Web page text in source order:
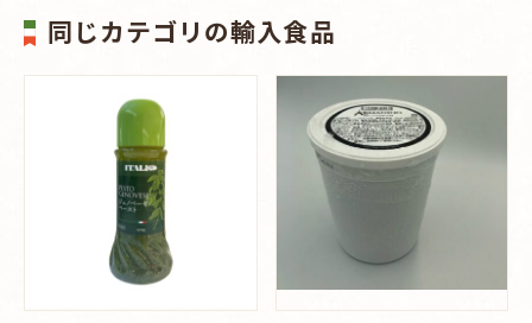
同じカテゴリの輸入食品